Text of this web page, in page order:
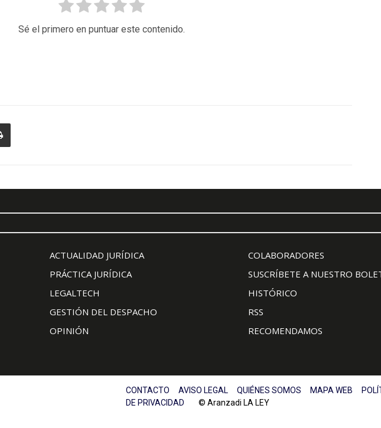
Sé el primero en puntuar este contenido.
ACTUALIDAD JURÍDICA
PRÁCTICA JURÍDICA
LEGALTECH
GESTIÓN DEL DESPACHO
OPINIÓN
COLABORADORES
SUSCRÍBETE A NUESTRO
HISTÓRICO
RSS
RECOMENDAMOS
CONTACTO AVISO LEGAL QUIÉNES SOMOS MAPA WEB
DE PRIVACIDAD © Aranzadi LA LEY